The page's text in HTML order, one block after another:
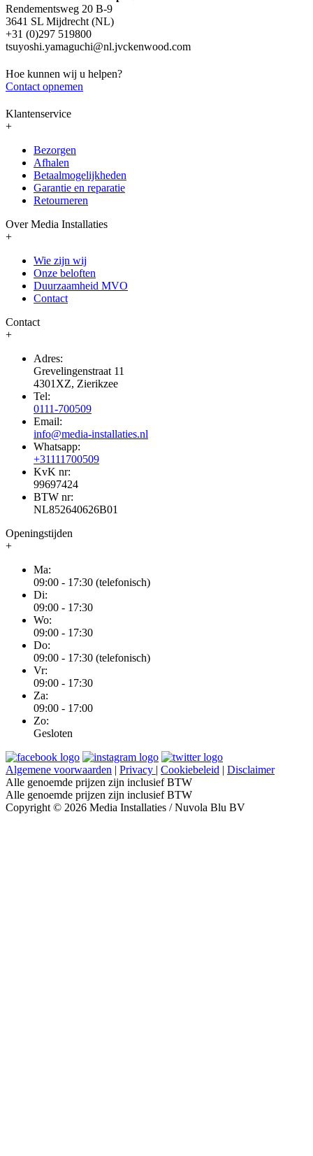
Rendementsweg 20 B-9
3641 SL Mijdrecht (NL)
+31 (0)297 519800
tsuyoshi.yamaguchi@nl.jvckenwood.com
Hoe kunnen wij u helpen?
Contact opnemen
Klantenservice
+
Bezorgen
Afhalen
Betaalmogelijkheden
Garantie en reparatie
Retourneren
Over Media Installaties
+
Wie zijn wij
Onze beloften
Duurzaamheid MVO
Contact
Contact
+
Adres:
Grevelingenstraat 11
4301XZ, Zierikzee
Tel:
0111-700509
Email:
info@media-installaties.nl
Whatsapp:
+31111700509
KvK nr:
99697424
BTW nr:
NL852640626B01
Openingstijden
+
Ma:
09:00 - 17:30 (telefonisch)
Di:
09:00 - 17:30
Wo:
09:00 - 17:30
Do:
09:00 - 17:30 (telefonisch)
Vr:
09:00 - 17:30
Za:
09:00 - 17:00
Zo:
Gesloten
Algemene voorwaarden | Privacy | Cookiebeleid | Disclaimer
Alle genoemde prijzen zijn inclusief BTW
Alle genoemde prijzen zijn inclusief BTW
Copyright © 2026 Media Installaties / Nuvola Blu BV